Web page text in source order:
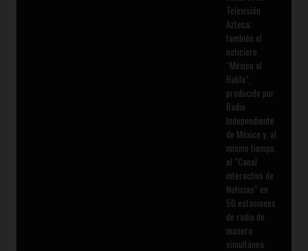
Televisión
Azteca;
también el
noticiero
“México al
Habla”,
producido por
Radio
Independiente
de México y, al
mismo tiempo,
el “Canal
interactivo de
Noticias” en
50 estaciones
de radio de
manera
simultánea.